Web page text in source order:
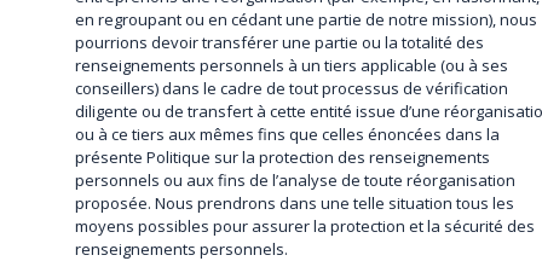
en regroupant ou en cédant une partie de notre mission), nous
pourrions devoir transférer une partie ou la totalité des
renseignements personnels à un tiers applicable (ou à ses
conseillers) dans le cadre de tout processus de vérification
diligente ou de transfert à cette entité issue d’une
ou à ce tiers aux mêmes fins que celles énoncées dans la
présente Politique sur la protection des renseignements
personnels ou aux fins de l’analyse de toute réorganisation
proposée. Nous prendrons dans une telle situation tous les
moyens possibles pour assurer la protection et la sécurité des
renseignements personnels.